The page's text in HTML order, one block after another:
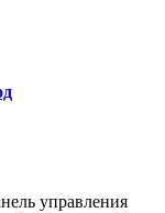
управления